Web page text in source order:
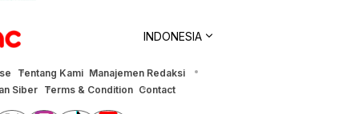
INDONESIA
Tentang Kami Manajemen Redaksi
Siber
Terms & Condition Contact